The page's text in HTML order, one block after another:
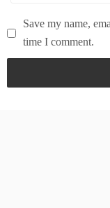
Save my name,
time I comment.